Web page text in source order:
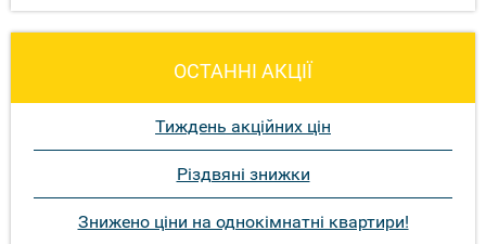
ОСТАННІ АКЦІЇ
Тиждень акційних цін
Різдвяні знижки
Знижено ціни на однокімнатні квартири!